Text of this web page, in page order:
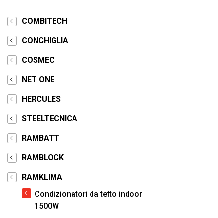
COMBITECH
CONCHIGLIA
COSMEC
NET ONE
HERCULES
STEELTECNICA
RAMBATT
RAMBLOCK
RAMKLIMA
Condizionatori da tetto indoor
1500W